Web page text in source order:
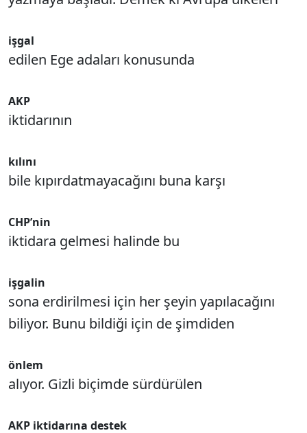
işgal
edilen Ege adaları konusunda
AKP
iktidarının
kılını
bile kıpırdatmayacağını buna karşı
CHP’nin
iktidara gelmesi halinde bu
işgalin
sona erdirilmesi için her şeyin yapılacağını
biliyor. Bunu bildiği için de şimdiden
önlem
alıyor. Gizli biçimde sürdürülen
AKP iktidarına destek